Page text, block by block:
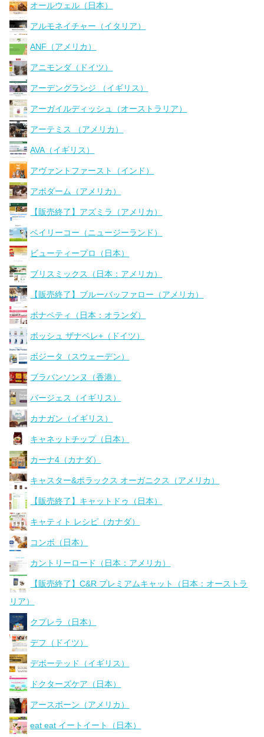
オールウェル（日本）
アルモネイチャー（イタリア）
ANF（アメリカ）
アニモンダ（ドイツ）
アーデングランジ （イギリス）
アーガイルディッシュ（オーストラリア）
アーテミス （アメリカ）
AVA（イギリス）
アヴァントファースト（インド）
アボダーム（アメリカ）
【販売終了】アズミラ（アメリカ）
ベイリーコー（ニュージーランド）
ビューティープロ（日本）
ブリスミックス（日本：アメリカ）
【販売終了】ブルーバッファロー（アメリカ）
ボナペティ（日本：オランダ）
ボッシュ ザナベレ+（ドイツ）
ボジータ（スウェーデン）
ブラバンソンヌ（香港）
バージェス（イギリス）
カナガン（イギリス）
キャネットチップ（日本）
カーナ4（カナダ）
キャスター&ポラックス オーガニクス（アメリカ）
【販売終了】キャットドゥ（日本）
キャティト レシピ（カナダ）
コンボ（日本）
カントリーロード（日本：アメリカ）
【販売終了】C&R プレミアムキャット（日本：オーストラ
リア）
クプレラ（日本）
デフ（ドイツ）
デボーテッド（イギリス）
ドクターズケア（日本）
アースボーン（アメリカ）
eat eat イートイート（日本）